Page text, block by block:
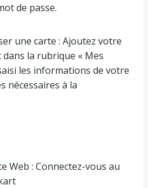
de passe.
une carte : Ajoutez votre
la rubrique « Mes
les informations de votre
nécessaires à la
Web : Connectez-vous au